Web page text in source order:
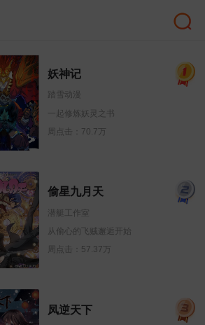
妖神记
踏雪动漫
一起修炼妖灵之书
周点击：70.7万
偷星九月天
潜艇工作室
从偷心的飞贼邂逅开始
周点击：57.37万
凤逆天下